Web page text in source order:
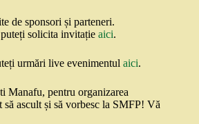
de sponsori și parteneri.
solicita invitație aici.
urmări live evenimentul aici.
Manafu, pentru organizarea
să ascult și să vorbesc la SMFP! Vă